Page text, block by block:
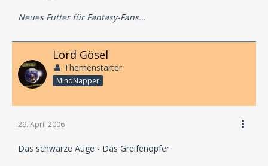
Neues Futter für Fantasy-Fans...
Lord Gösel
Themenstarter
MindNapper
29. April 2006
Das schwarze Auge - Das Greifenopfer